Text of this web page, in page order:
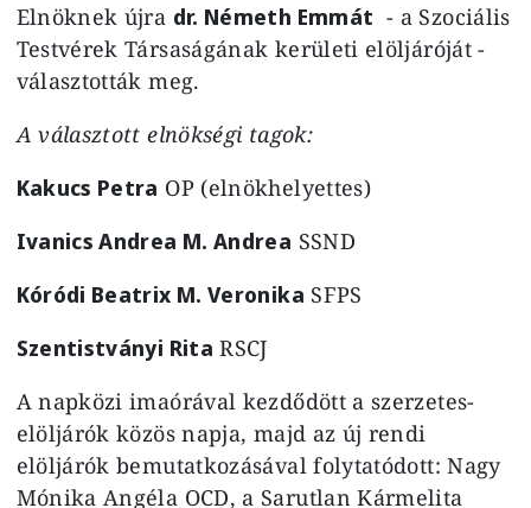
Elnöknek újra dr. Németh Emmát - a Szociális
Testvérek Társaságának kerületi elöljáróját -
választották meg.
A választott elnökségi tagok:
Kakucs Petra OP (elnökhelyettes)
Ivanics Andrea M. Andrea SSND
Kóródi Beatrix M. Veronika SFPS
Szentistványi Rita RSCJ
A napközi imaórával kezdődött a szerzetes-
elöljárók közös napja, majd az új rendi
elöljárók bemutatkozásával folytatódott: Nagy
Mónika Angéla OCD, a Sarutlan Kármelita